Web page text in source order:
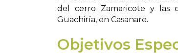
del cerro Zamaricote y las
Guachiría, en Casanare.
Objetivos